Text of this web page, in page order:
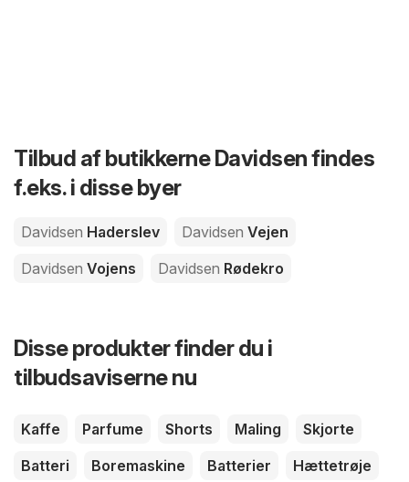
Tilbud af butikkerne Davidsen findes
f.eks. i disse byer
Davidsen Haderslev Davidsen Vejen
Davidsen Vojens Davidsen Rødekro
Disse produkter finder du i
tilbudsaviserne nu
Kaffe Parfume Shorts Maling
Skjorte
Batteri
Boremaskine Batterier
Hættetrøje